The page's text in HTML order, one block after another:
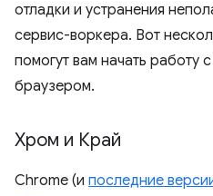
отладки и устранения
сервис-воркера. Вот
помогут вам начать работу
браузером.
Хром и Край
Chrome (и последние